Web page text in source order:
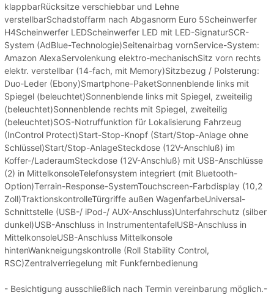
klappbarRücksitze verschiebbar und Lehne
verstellbarSchadstoffarm nach Abgasnorm Euro 5Scheinwerfer
H4Scheinwerfer LEDScheinwerfer LED mit LED-SignaturSCR-
System (AdBlue-Technologie)Seitenairbag vornService-System:
Amazon AlexaServolenkung elektro-mechanischSitz vorn rechts
elektr. verstellbar (14-fach, mit Memory)Sitzbezug / Polsterung:
Duo-Leder (Ebony)Smartphone-PaketSonnenblende links mit
Spiegel (beleuchtet)Sonnenblende links mit Spiegel, zweiteilig
(beleuchtet)Sonnenblende rechts mit Spiegel, zweiteilig
(beleuchtet)SOS-Notruffunktion für Lokalisierung Fahrzeug
(InControl Protect)Start-Stop-Knopf (Start/Stop-Anlage ohne
Schlüssel)Start/Stop-AnlageSteckdose (12V-Anschluß) im
Koffer-/LaderaumSteckdose (12V-Anschluß) mit USB-Anschlüsse
(2) in MittelkonsoleTelefonsystem integriert (mit Bluetooth-
Option)Terrain-Response-SystemTouchscreen-Farbdisplay (10,2
Zoll)TraktionskontrolleTürgriffe außen WagenfarbeUniversal-
Schnittstelle (USB-/ iPod-/ AUX-Anschluss)Unterfahrschutz (silber
dunkel)USB-Anschluss in InstrumententafelUSB-Anschluss in
MittelkonsoleUSB-Anschluss Mittelkonsole
hintenWankneigungskontrolle (Roll Stability Control,
RSC)Zentralverriegelung mit Funkfernbedienung
- Besichtigung ausschließlich nach Termin vereinbarung möglich.-